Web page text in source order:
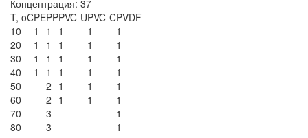
Концентрация: 37
T, oCPEPPPVC-UPVC-CPVDF
10
1 1 1 1
1
20
1 1 1 1
1
30
1 1 1 1
1
40
1 1 1 1
1
50
2 1 1
1
60
2 1 1
1
70
3
1
80
3
1